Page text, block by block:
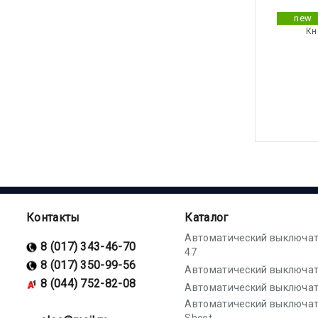
new
Контакты
8 (017) 343-46-70
8 (017) 350-99-56
8 (044) 752-82-08
Каталог
Автоматический
47
Автоматический
Автоматический
Автоматический